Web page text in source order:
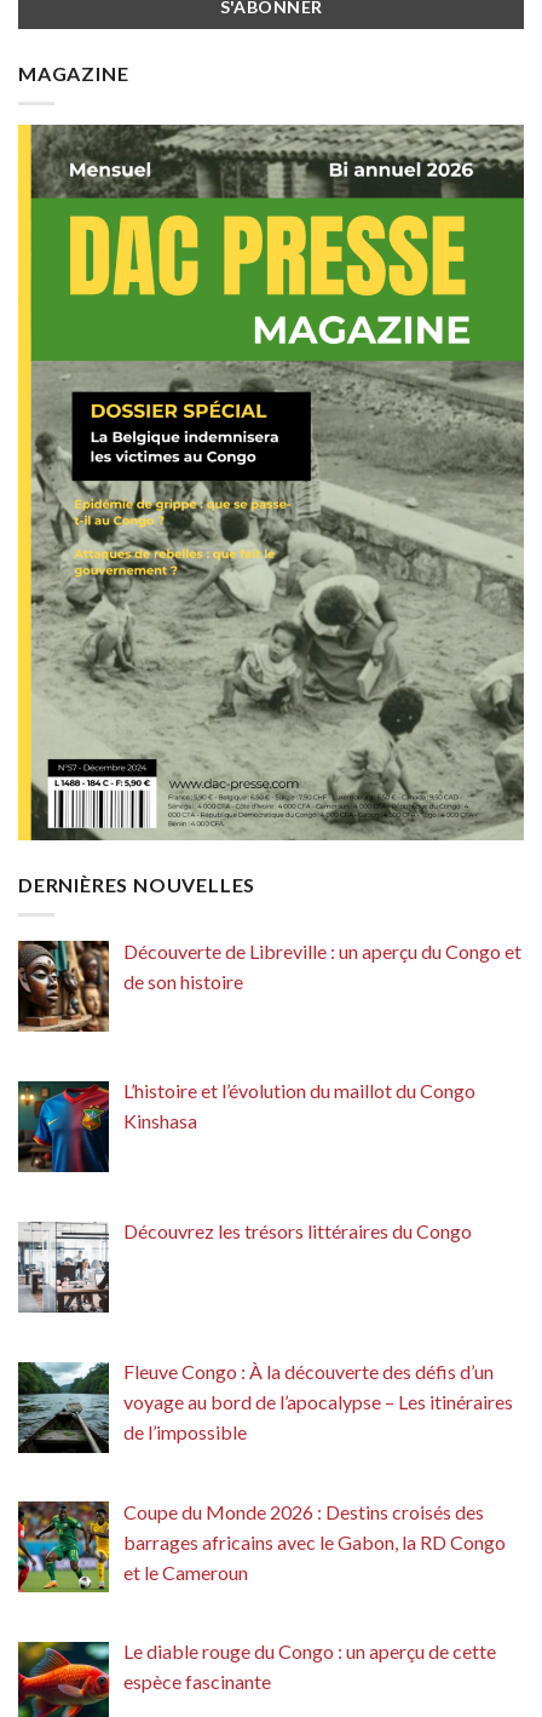
MAGAZINE
DERNIÈRES NOUVELLES
Découverte de Libreville : un aperçu du Congo et
de son histoire
L’histoire et l’évolution du maillot du Congo
Kinshasa
Découvrez les trésors littéraires du Congo
Fleuve Congo : À la découverte des défis d’un
voyage au bord de l’apocalypse – Les itinéraires
de l’impossible
Coupe du Monde 2026 : Destins croisés des
barrages africains avec le Gabon, la RD Congo
et le Cameroun
Le diable rouge du Congo : un aperçu de cette
espèce fascinante